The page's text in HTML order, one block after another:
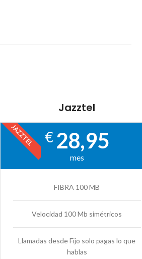
Jazztel
JAZZTEL € 28,95
mes
FIBRA 100 MB
Velocidad 100 Mb simétricos
Llamadas desde Fijo solo pagas lo que
hablas